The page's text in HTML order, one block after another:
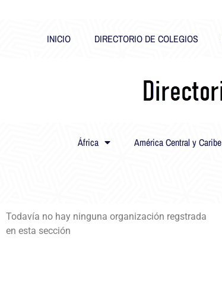
INICIO DIRECTORIO DE COLEGIOS
África América Central y Caribe
Todavía no hay ninguna organización regstrada
en esta sección